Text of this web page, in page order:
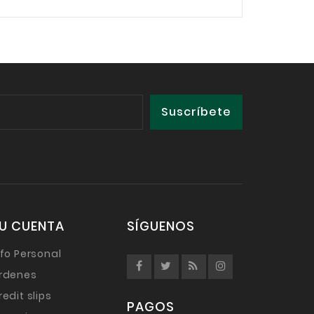
CUENTA
Personal
slips
SÍGUENOS
PAGOS